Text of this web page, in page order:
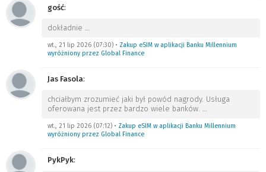
gość:
dokładnie …
wt., 21 lip 2026 (07:30) • Zakup eSIM w aplikacji Banku Millennium
wyróżniony przez Global Finance
Jas Fasola:
chciałbym zrozumieć jaki był powód nagrody. Usługa
oferowana jest przez bardzo wiele banków. …
wt., 21 lip 2026 (07:12) • Zakup eSIM w aplikacji Banku Millennium
wyróżniony przez Global Finance
PykPyk: